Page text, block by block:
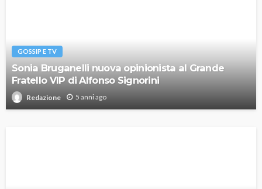
GOSSIP E TV
Sonia Bruganelli nuova opinionista al Grande
Fratello VIP di Alfonso Signorini
Redazione 5 anni ago